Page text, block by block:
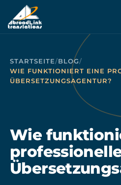
Zum Hauptinhalt springen
STARTSEITE/BLOG/
WIE FUNKTIONIERT EINE
ÜBERSETZUNGSAGENTUR?
Wie